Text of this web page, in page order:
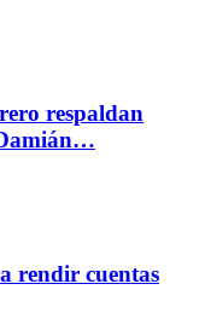
respaldan
rendir cuentas